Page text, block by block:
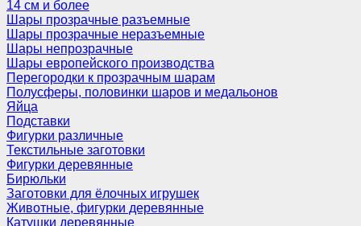
14 см и более
Шары прозрачные разъемные
Шары прозрачные неразъемные
Шары непрозрачные
Шары европейского производства
Перегородки к прозрачным шарам
Полусферы, половинки шаров и медальонов
Яйца
Подставки
Фигурки различные
Текстильные заготовки
Фигурки деревянные
Бирюльки
Заготовки для ёлочных игрушек
Животные, фигурки деревянные
Катушки деревянные